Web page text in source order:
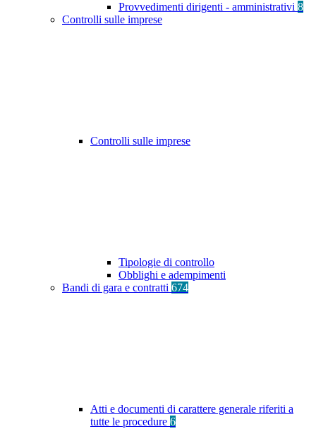
Provvedimenti dirigenti - amministrativi 8
Controlli sulle imprese
Controlli sulle imprese
Tipologie di controllo
Obblighi e adempimenti
Bandi di gara e contratti 674
Atti e documenti di carattere generale riferiti a
tutte le procedure 6